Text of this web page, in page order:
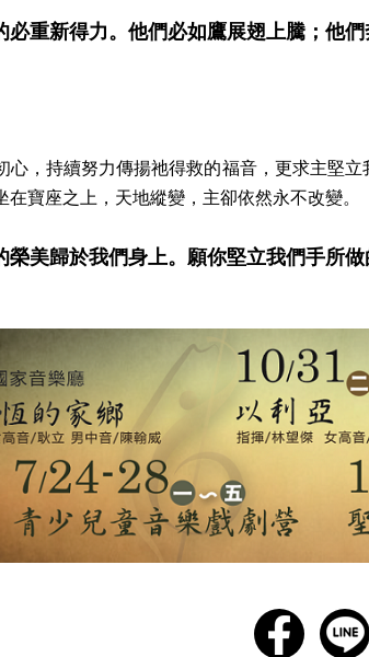
必重新得力。他們必如鷹展翅上騰；他們
心，持續努力傳揚祂得救的福音，更求主堅
在寶座之上，天地縱變，主卻依然永不改變。
榮美歸於我們身上。願你堅立我們手所